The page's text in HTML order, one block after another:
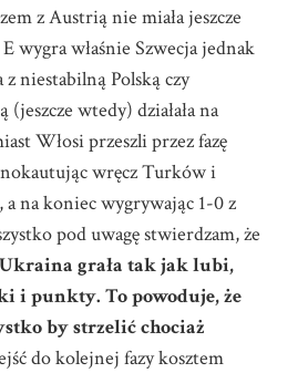
z Austrią nie miała jeszcze
wygra właśnie Szwecja jednak
niestabilną Polską czy
wtedy) działała na
Włosi przeszli przez fazę
wręcz Turków i
na koniec wygrywając 1-0 z
pod uwagę stwierdzam, że
grała tak jak lubi,
i punkty. To powoduje, że
by strzelić chociaż
do kolejnej fazy kosztem